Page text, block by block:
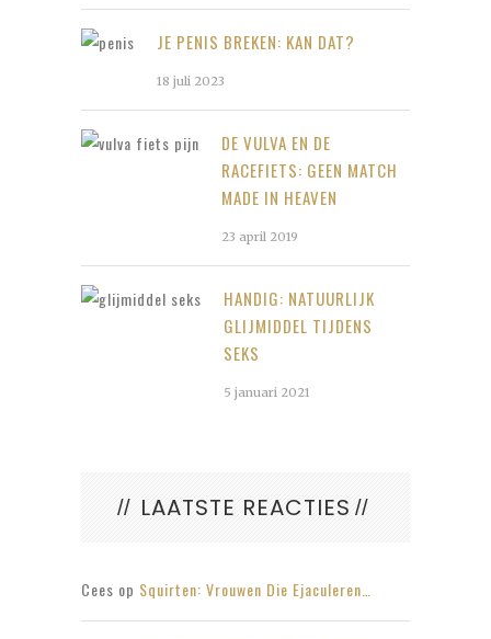
JE PENIS BREKEN: KAN DAT?
18 juli 2023
DE VULVA EN DE
RACEFIETS: GEEN MATCH
MADE IN HEAVEN
23 april 2019
HANDIG: NATUURLIJK
GLIJMIDDEL TIJDENS
SEKS
5 januari 2021
LAATSTE REACTIES
Cees op Squirten: Vrouwen Die Ejaculeren…